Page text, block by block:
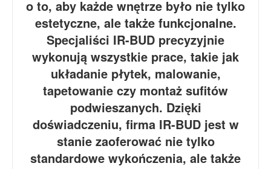
o to, aby każde wnętrze było nie tylko
estetyczne, ale także funkcjonalne.
Specjaliści IR-BUD precyzyjnie
wykonują wszystkie prace, takie jak
układanie płytek, malowanie,
tapetowanie czy montaż sufitów
podwieszanych. Dzięki
doświadczeniu, firma IR-BUD jest w
stanie zaoferować nie tylko
standardowe wykończenia, ale także